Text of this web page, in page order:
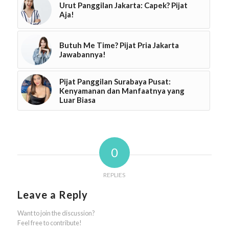
Urut Panggilan Jakarta: Capek? Pijat
Aja!
Butuh Me Time? Pijat Pria Jakarta
Jawabannya!
Pijat Panggilan Surabaya Pusat:
Kenyamanan dan Manfaatnya yang
Luar Biasa
0
REPLIES
Leave a Reply
Want to join the discussion?
Feel free to contribute!